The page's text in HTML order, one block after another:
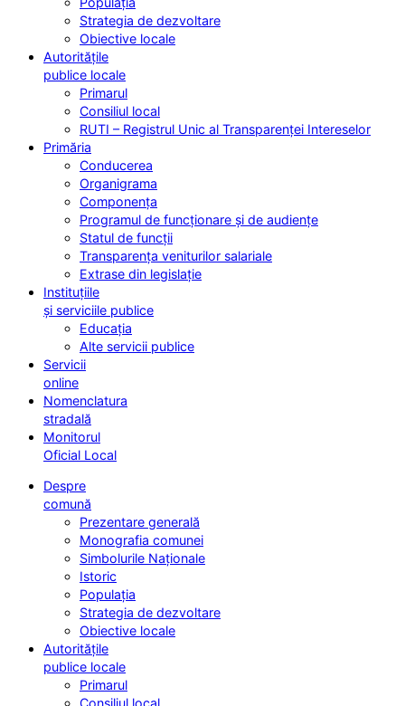
Strategia de dezvoltare
Obiective locale
Autoritățile
publice locale
Primarul
Consiliul local
RUTI – Registrul Unic al Transparenței Intereselor
Primăria
Conducerea
Organigrama
Componența
Programul de funcționare și de audiențe
Statul de funcții
Transparența veniturilor salariale
Extrase din legislație
Instituțiile
și serviciile publice
Educația
Alte servicii publice
Servicii
online
Nomenclatura
stradală
Monitorul
Oficial Local
Despre
comună
Prezentare generală
Monografia comunei
Simbolurile Naționale
Istoric
Populația
Strategia de dezvoltare
Obiective locale
Autoritățile
publice locale
Primarul
Consiliul local